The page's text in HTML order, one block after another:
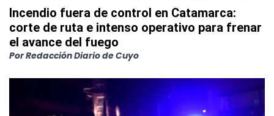
Incendio fuera de control en Catamarca:
corte de ruta e intenso operativo para frenar
el avance del fuego
PorRedacción Diario de Cuyo